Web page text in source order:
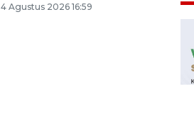
4 Agustus 2026 16:59